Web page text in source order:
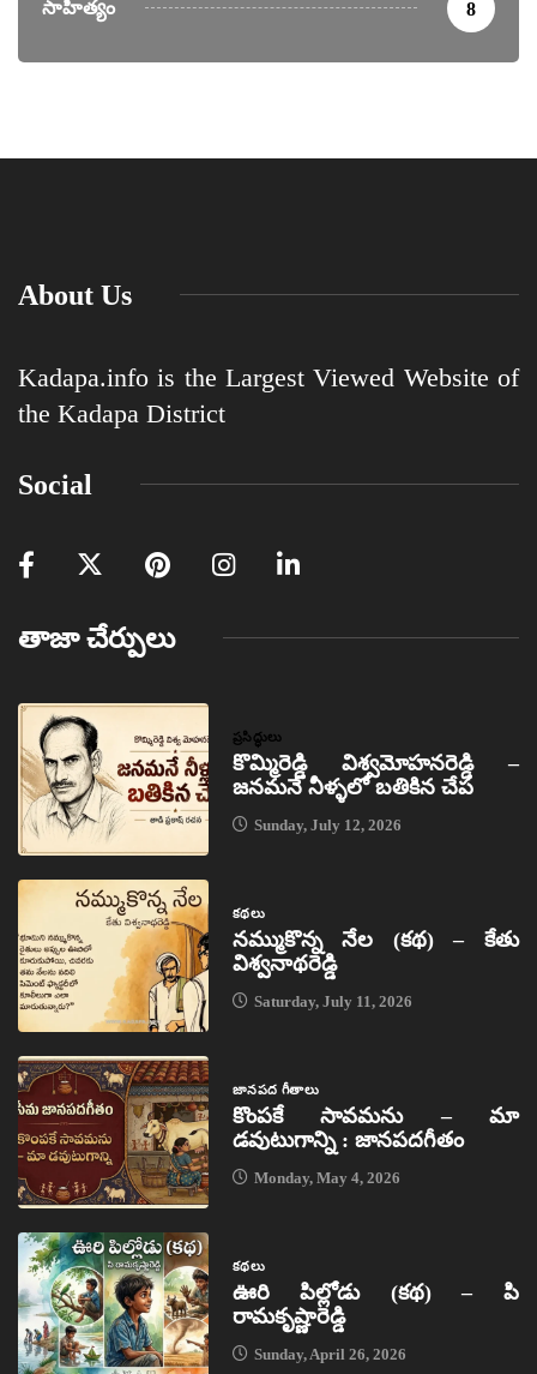
సాహిత్యం 8
About Us
Kadapa.info is the Largest Viewed Website of
the Kadapa District
Social
తాజా చేర్పులు
ప్రసిద్ధులు
కొమ్మిరెడ్డి విశ్వమోహనరెడ్డి –
జనమనే నీళ్ళలో బతికిన చేప
Sunday, July 12, 2026
కథలు
నమ్ముకొన్న నేల (కథ) – కేతు
విశ్వనాథరెడ్డి
Saturday, July 11, 2026
జానపద గీతాలు
కొంపకే సావమను – మా
డవుటుగాన్ని : జానపదగీతం
Monday, May 4, 2026
కథలు
ఊరి పిల్లోడు (కథ) – పి
రామకృష్ణారెడ్డి
Sunday, April 26, 2026